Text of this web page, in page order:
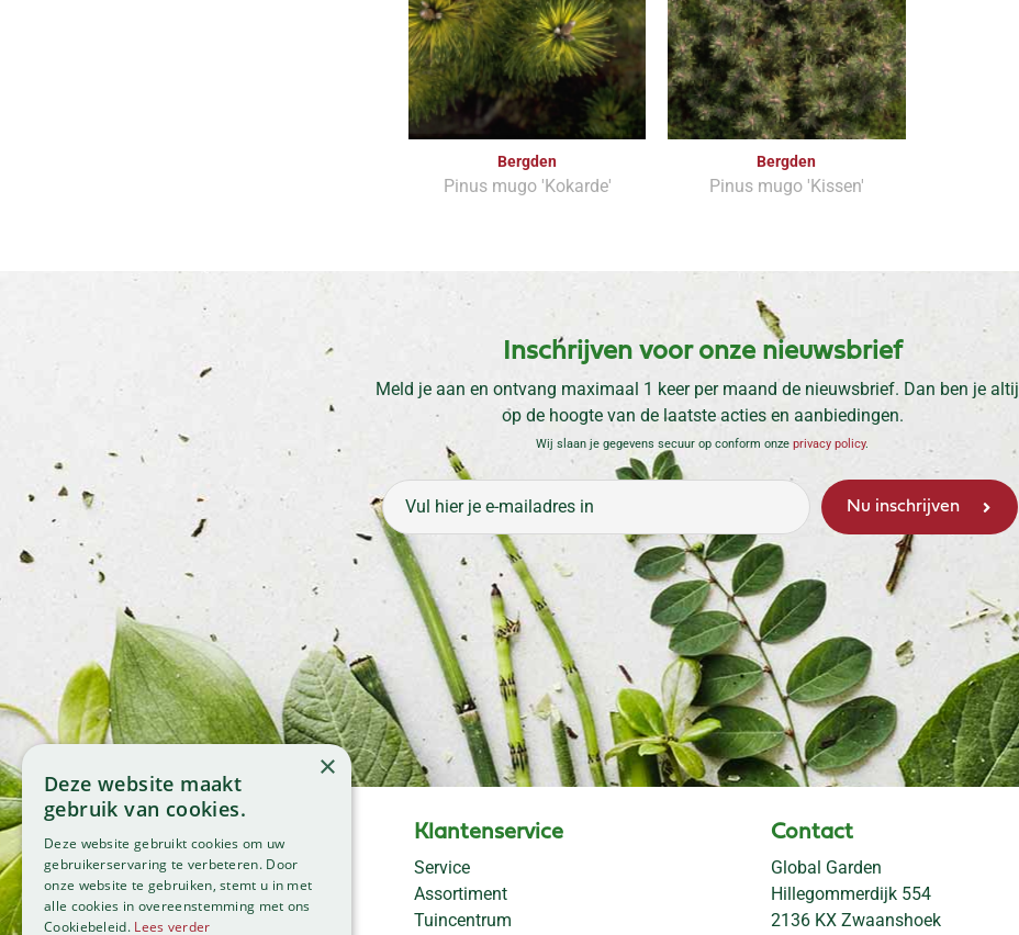
Bergden
Pinus mugo 'Kokarde'
Bergden
Pinus mugo 'Kissen'
Inschrijven voor onze nieuwsbrief
Meld je aan en ontvang maximaal 1 keer per maand de nieuwsbrief. Dan ben je
op de hoogte van de laatste acties en aanbiedingen.
Wij slaan je gegevens secuur op conform onze privacy policy.
Maandag
09:00 - 18:00
Dinsdag
09:00 - 18:00
Woensdag
09:00 - 18:00
Klantenservice
Service
Assortiment
Tuincentrum
Contact
Global Garden
Hillegommerdijk 554
2136 KX Zwaanshoek
×
Deze website maakt
gebruik van cookies.
Deze website gebruikt cookies om uw
gebruikerservaring te verbeteren. Door
onze website te gebruiken, stemt u in met
alle cookies in overeenstemming met ons
Cookiebeleid. Lees verder